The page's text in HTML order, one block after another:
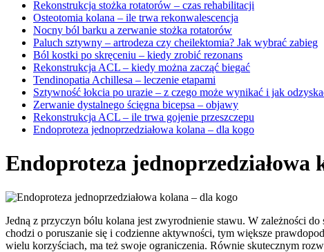
Rekonstrukcja stożka rotatorów – czas rehabilitacji
Osteotomia kolana – ile trwa rekonwalescencja
Nocny ból barku a zerwanie stożka rotatorów
Paluch sztywny – artrodeza czy cheilektomia? Jak wybrać zabieg
Ból kostki po skręceniu – kiedy zrobić rezonans
Rekonstrukcja ACL – kiedy można zacząć biegać
Tendinopatia Achillesa – leczenie etapami
Sztywność łokcia po urazie – z czego może wynikać i jak
Zerwanie dystalnego ścięgna bicepsa – objawy
Rekonstrukcja ACL – ile trwa gojenie przeszczepu
Endoproteza jednoprzedziałowa kolana – dla kogo
Endoproteza jednoprzedziałowa
Jedną z przyczyn bólu kolana jest zwyrodnienie stawu. W zależności
chodzi o poruszanie się i codzienne aktywności, tym większe
wielu korzyściach, ma też swoje ograniczenia. Równie skutecznym